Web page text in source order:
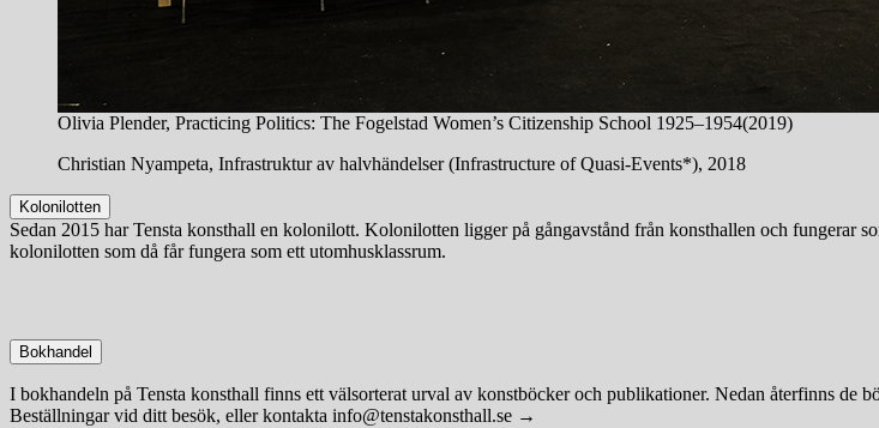
Olivia Plender, Practicing Politics: The Fogelstad Women’s Citizenship School 1925–1954(2019)
Christian Nyampeta, Infrastruktur av halvhändelser (Infrastructure of Quasi-Events*), 2018
Kolonilotten
Sedan 2015 har Tensta konsthall en kolonilott. Kolonilotten ligger på gångavstånd från konsthallen och fungerar
kolonilotten som då får fungera som ett utomhusklassrum.
Bokhandel
I bokhandeln på Tensta konsthall finns ett välsorterat urval av konstböcker och publikationer. Nedan återfinns de
Beställningar vid ditt besök, eller kontakta info@tenstakonsthall.se →